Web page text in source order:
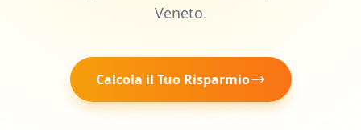
Veneto.
Calcola il Tuo Risparmio